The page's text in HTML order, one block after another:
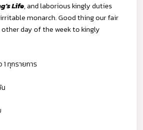
Life, and laborious kingly duties
monarch. Good thing our fair
day of the week to kingly
ทุกรายการ